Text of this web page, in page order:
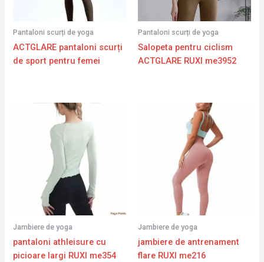
Pantaloni scurți de yoga
ACTGLARE pantaloni scurți
de sport pentru femei
Pantaloni scurți de yoga
Salopeta pentru ciclism
ACTGLARE RUXI me3952
Jambiere de yoga
pantaloni athleisure cu
picioare largi RUXI me354
Jambiere de yoga
jambiere de antrenament
flare RUXI me216